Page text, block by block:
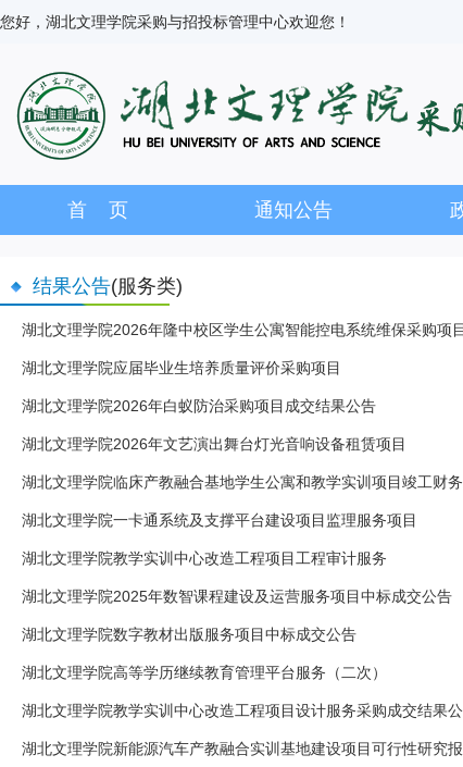
您好，湖北文理学院采购与招投标管理中心欢迎您！
首 页 通知公告
结果公告(服务类)
湖北文理学院2026年隆中校区学生公寓智能控电系统维保采购项目
湖北文理学院应届毕业生培养质量评价采购项目
湖北文理学院2026年白蚁防治采购项目成交结果公告
湖北文理学院2026年文艺演出舞台灯光音响设备租赁项目
湖北文理学院临床产教融合基地学生公寓和教学实训项目竣工财
湖北文理学院一卡通系统及支撑平台建设项目监理服务项目
湖北文理学院教学实训中心改造工程项目工程审计服务
湖北文理学院2025年数智课程建设及运营服务项目中标成交公告
湖北文理学院数字教材出版服务项目中标成交公告
湖北文理学院高等学历继续教育管理平台服务（二次）
湖北文理学院教学实训中心改造工程项目设计服务采购成交结果
湖北文理学院新能源汽车产教融合实训基地建设项目可行性研究